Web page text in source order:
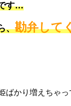
す…
、勘弁して
ばかり増えちゃっ